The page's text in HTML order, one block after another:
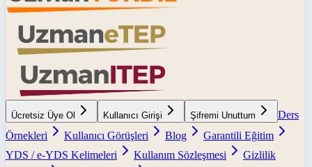
Ücretsiz Üye Ol Kullanıcı Girişi Şifremi Unuttum
Ders
Örnekleri
Kullanıcı Görüşleri Blog
Garantili Eğitim
YDS / e-YDS Kelimeleri
Kullanım Sözleşmesi
Gizlilik